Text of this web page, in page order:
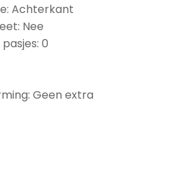
Achterkant
Nee
0
Geen extra